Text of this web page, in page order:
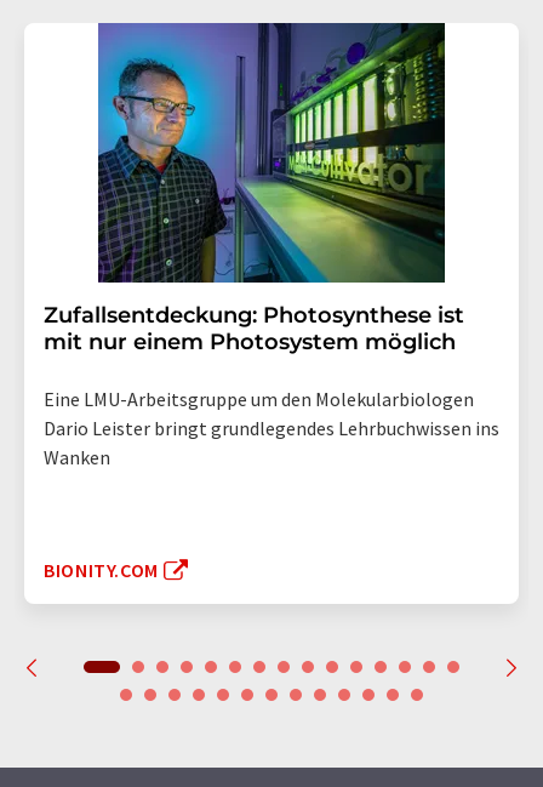
Zufallsentdeckung: Photosynthese ist
mit nur einem Photosystem möglich
Eine LMU-Arbeitsgruppe um den Molekularbiologen
Dario Leister bringt grundlegendes Lehrbuchwissen ins
Wanken
BIONITY.COM